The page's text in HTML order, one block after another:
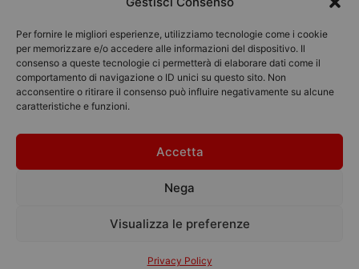
Per fornire le migliori esperienze, utilizziamo tecnologie come i cookie
per memorizzare e/o accedere alle informazioni del dispositivo. Il
consenso a queste tecnologie ci permetterà di elaborare dati come il
comportamento di navigazione o ID unici su questo sito. Non
acconsentire o ritirare il consenso può influire negativamente su alcune
caratteristiche e funzioni.
Accetta
Nega
Visualizza le preferenze
Privacy Policy
pagamento
Pagamenti
srl | P.IVA
Designed with